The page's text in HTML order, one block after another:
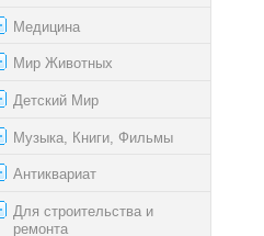
Медицина
Мир Животных
Детский Мир
Музыка, Книги, Фильмы
Антиквариат
Для строительства и
ремонта